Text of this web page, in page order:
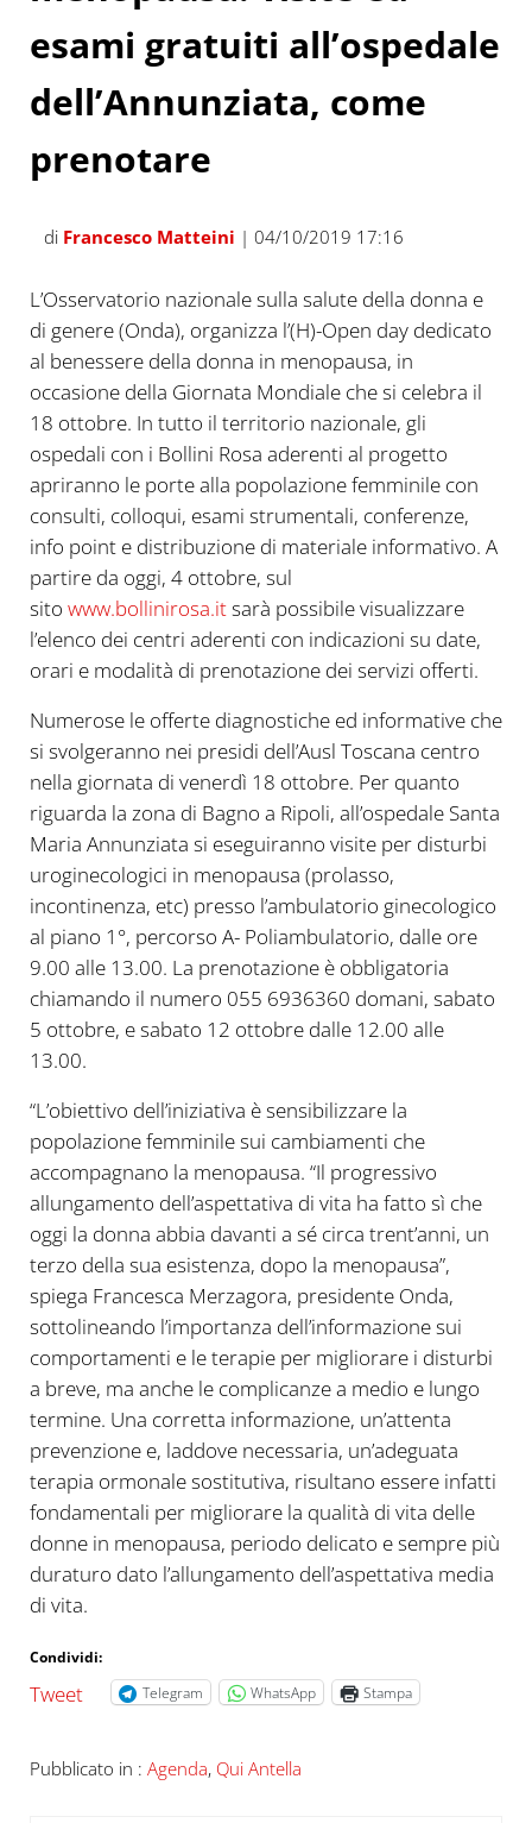
esami gratuiti all’ospedale
dell’Annunziata, come
prenotare
di Francesco Matteini | 04/10/2019 17:16
L’Osservatorio nazionale sulla salute della donna e
di genere (Onda), organizza l’(H)-Open day dedicato
al benessere della donna in menopausa, in
occasione della Giornata Mondiale che si celebra il
18 ottobre. In tutto il territorio nazionale, gli
ospedali con i Bollini Rosa aderenti al progetto
apriranno le porte alla popolazione femminile con
consulti, colloqui, esami strumentali, conferenze,
info point e distribuzione di materiale informativo. A
partire da oggi, 4 ottobre, sul
sito www.bollinirosa.itsarà possibile visualizzare
l’elenco dei centri aderenti con indicazioni su date,
orari e modalità di prenotazione dei servizi offerti.
Numerose le offerte diagnostiche ed informative che
si svolgeranno nei presidi dell’Ausl Toscana centro
nella giornata di venerdì 18 ottobre. Per quanto
riguarda la zona di Bagno a Ripoli, all’ospedale Santa
Maria Annunziata si eseguiranno visite per disturbi
uroginecologici in menopausa (prolasso,
incontinenza, etc) presso l’ambulatorio ginecologico
al piano 1°, percorso A- Poliambulatorio, dalle ore
9.00 alle 13.00. La prenotazione è obbligatoria
chiamando il numero 055 6936360 domani, sabato
5 ottobre, esabato 12 ottobre dalle 12.00 alle
13.00.
“L’obiettivo dell’iniziativa è sensibilizzare la
popolazione femminile sui cambiamenti che
accompagnano la menopausa. “Il progressivo
allungamento dell’aspettativa di vita ha fatto sì che
oggi la donna abbia davanti a sé circa trent’anni, un
terzo della sua esistenza, dopo la menopausa”,
spiega Francesca Merzagora, presidente Onda,
sottolineando l’importanza dell’informazione sui
comportamenti e le terapie per migliorare i disturbi
a breve, ma anche le complicanze a medio e lungo
termine. Una corretta informazione, un’attenta
prevenzione e, laddove necessaria, un’adeguata
terapia ormonale sostitutiva, risultano essere infatti
fondamentali per migliorare la qualità di vita delle
donne in menopausa, periodo delicato e sempre più
duraturo dato l’allungamento dell’aspettativa media
di vita.
Condividi:
Tweet Telegram WhatsApp Stampa
Pubblicato in : Agenda, Qui Antella